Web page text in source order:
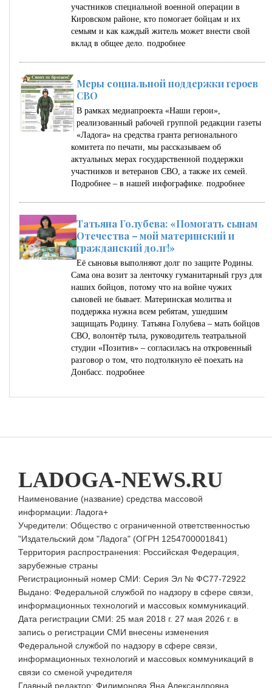
участников специальной военной операции в
Кировском районе, кто помогает бойцам и их
семьям и как каждый житель может внести свой
вклад в общее дело. подробнее
Меры социальной поддержки героев
СВО
В рамках медиапроекта «Наши герои»,
реализованный рабочей группой редакции газеты
«Ладога» на средства гранта регионального
комитета по печати, мы рассказываем об
актуальных мерах государственной поддержки
участников и ветеранов СВО, а также их семей.
Подробнее – в нашей инфографике. подробнее
Татьяна Голубева: «Помогать сынам
Отечества – мой материнский и
гражданский долг!»
Её сыновья выполняют долг по защите Родины.
Сама она возит за ленточку гуманитарный груз для
наших бойцов, потому что на войне чужих
сыновей не бывает. Материнская молитва и
поддержка нужна всем ребятам, ушедшим
защищать Родину. Татьяна Голубева – мать бойцов
СВО, волонтёр тыла, руководитель театральной
студии «Позитив» – согласилась на откровенный
разговор о том, что подтолкнуло её поехать на
Донбасс. подробнее
LADOGA-NEWS.RU
Наименование (название) средства массовой
информации: Ладога+
Учредители: Общество с ограниченной ответственностью
"Издательский дом "Ладога" (ОГРН 1254700001841)
Территория распространения: Российская Федерация,
зарубежные страны
Регистрационный номер СМИ: Серия Эл № ФС77-72922
Выдано: Федеральной службой по надзору в сфере связи,
информационных технологий и массовых коммуникаций.
Дата регистрации СМИ: 25 мая 2018 г. 27 мая 2026 г. в
запись о регистрации СМИ внесены изменения
Федеральной службой по надзору в сфере связи,
информационных технологий и массовых коммуникаций в
связи со сменой учредителя
Главный редактор: Филимонова Яна Александровна.